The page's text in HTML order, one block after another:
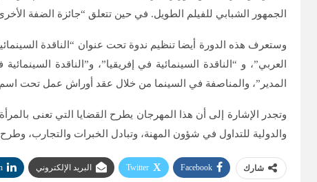
الجمهور الشبابي للفيلم الطويل. في حين تتعلق “جائزة الضفة
وستعرف هذه الدورة أيضا تنظيم ندوة تحت عنوان “الناقدة
العربي”، و “الناقدة السينمائية في إفريقيا”، و”الناقدة
المدير”، والمناصفة في السينما من خلال عقد أوراش عمل تحت
وتجدر الإشارة إلى أن هذا المهرجان يطرح القضايا التي تعنى
والدولية للتداول في شؤون المهنة، وتبادل الخبرات والتجارب،
شارك Facebook
Twitter البريد الإلكتروني